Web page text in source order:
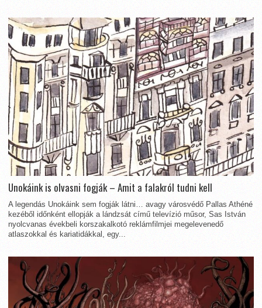
Unokáink is olvasni fogják – Amit a falakról tudni kell
A legendás Unokáink sem fogják látni… avagy városvédő Pallas Athéné
kezéből időnként ellopják a lándzsát című televízió műsor, Sas István
nyolcvanas évekbeli korszakalkotó reklámfilmjei megelevenedő
atlaszokkal és kariatidákkal, egy...